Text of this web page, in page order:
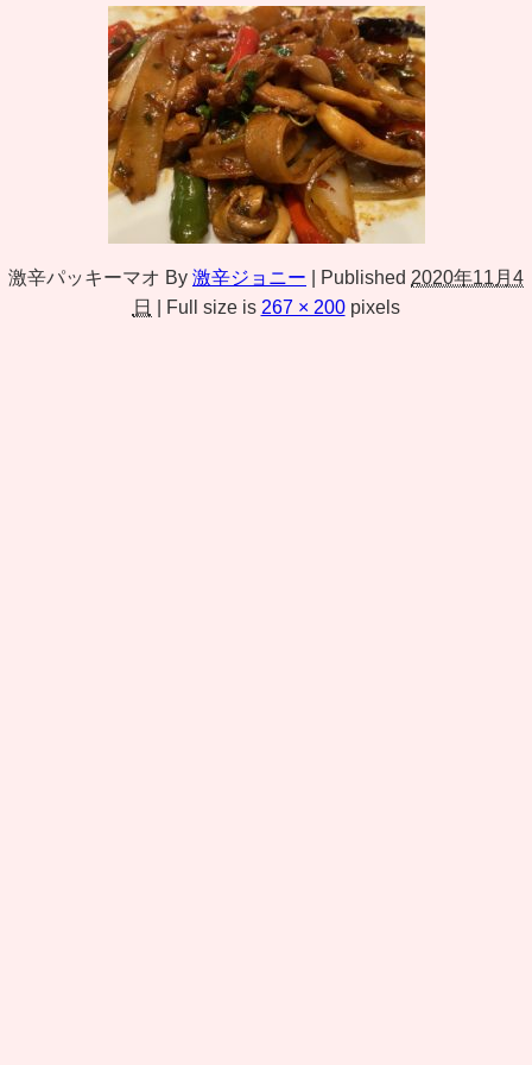
激辛パッキーマオ By 激辛ジョニー Published 2020年11月4
日
Full size is 267 × 200pixels